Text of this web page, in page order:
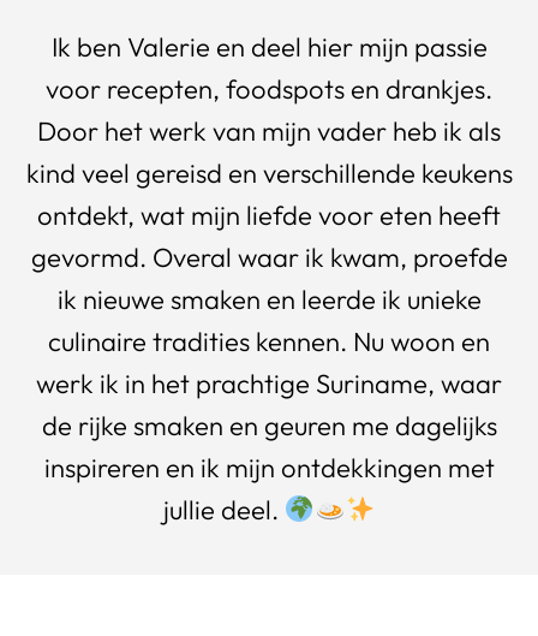
Ik ben Valerie en deel hier mijn passie
voor recepten, foodspots en drankjes.
Door het werk van mijn vader heb ik als
kind veel gereisd en verschillende keukens
ontdekt, wat mijn liefde voor eten heeft
gevormd. Overal waar ik kwam, proefde
ik nieuwe smaken en leerde ik unieke
culinaire tradities kennen. Nu woon en
werk ik in het prachtige Suriname, waar
de rijke smaken en geuren me dagelijks
inspireren en ik mijn ontdekkingen met
jullie deel.